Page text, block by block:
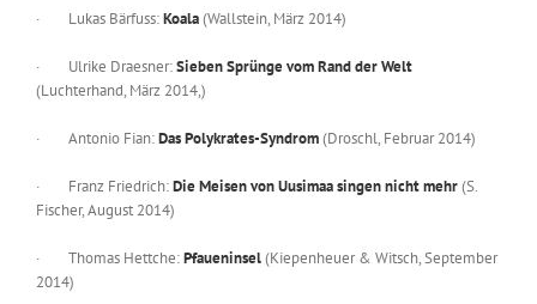
· Lukas Bärfuss:Koala(Wallstein, März 2014)
· Ulrike Draesner:Sieben Sprünge vom Rand der Welt
(Luchterhand, März 2014,)
· Antonio Fian:Das Polykrates-Syndrom(Droschl, Februar 2014)
· Franz Friedrich:Die Meisen von Uusimaa singen nicht mehr(S.
Fischer, August 2014)
· Thomas Hettche:Pfaueninsel(Kiepenheuer & Witsch, September
2014)